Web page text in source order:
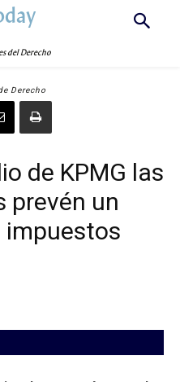
del Derecho
Derecho
de KPMG las
prevén un
impuestos